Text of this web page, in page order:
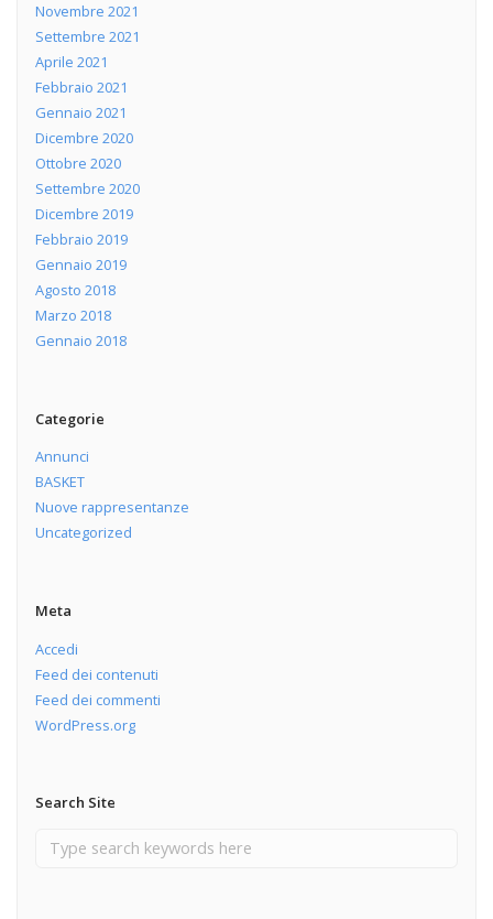
Novembre 2021
Settembre 2021
Aprile 2021
Febbraio 2021
Gennaio 2021
Dicembre 2020
Ottobre 2020
Settembre 2020
Dicembre 2019
Febbraio 2019
Gennaio 2019
Agosto 2018
Marzo 2018
Gennaio 2018
Categorie
Annunci
BASKET
Nuove rappresentanze
Uncategorized
Meta
Accedi
Feed dei contenuti
Feed dei commenti
WordPress.org
Search Site